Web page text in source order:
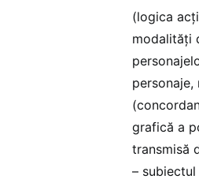
(logica
modalități
grafică a
transmisă
–